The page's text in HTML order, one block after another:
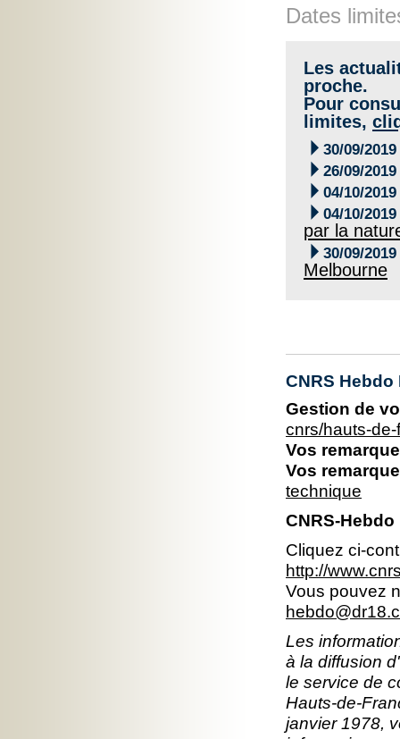
Dates
Les
proche.
Pour
limites,
 30/09/2019
 26/09/2019
 04/10/2019
 04/10/2019
par la
 30/09/2019
Melbourne
CNRS
Gestion de
cnrs/hauts-
Vos
Vos
technique
CNRS-
Cliquez ci-
http://
Vous pouvez
Les
à la diffusion
le service de
Hauts-de-
janvier 1978,